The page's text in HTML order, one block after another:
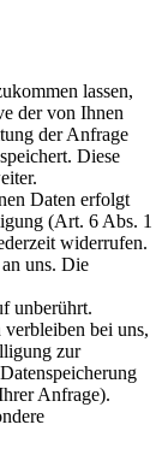
lassen,
der von Ihnen
der Anfrage
Diese
Daten erfolgt
(Art. 6 Abs. 1
widerrufen.
uns. Die
unberührt.
bei uns,
zur
Anfrage).